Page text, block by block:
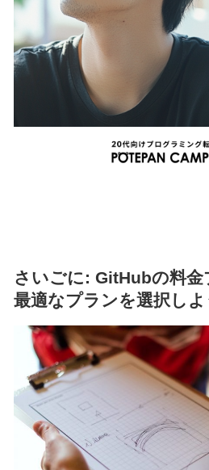
さいごに: GitHubの料金
最適なプランを選択しよ